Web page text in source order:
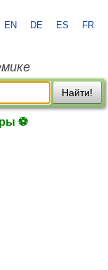
EN DE ES FR
Найти!
⚽